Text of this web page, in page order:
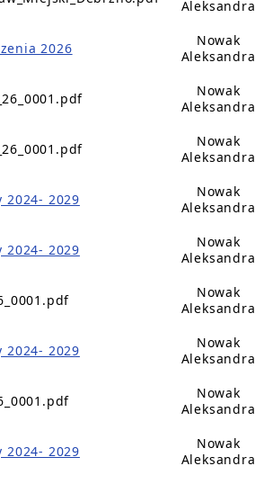
Aleksandra
2026
Nowak
Aleksandra
Nowak
Aleksandra
Nowak
Aleksandra
2024- 2029
Nowak
Aleksandra
2024- 2029
Nowak
Aleksandra
Nowak
Aleksandra
2024- 2029
Nowak
Aleksandra
Nowak
Aleksandra
2024- 2029
Nowak
Aleksandra